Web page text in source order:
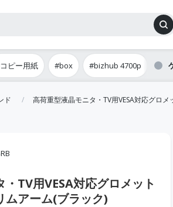
ピー用紙 #box #bizhub 4700p
ド 高荷重型液晶モニタ・TV用VESA対応グロ
TV用VESA対応グロメット
ムアーム(ブラック)